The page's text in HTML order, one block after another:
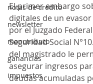
notas de credito
newsletter
monotributo
ganancias
impuestos
El primer embargo
digitales de un
por el Juzgado
Seguridad Social
del magistrado le
asegurar ingresos
deudas acumuladas